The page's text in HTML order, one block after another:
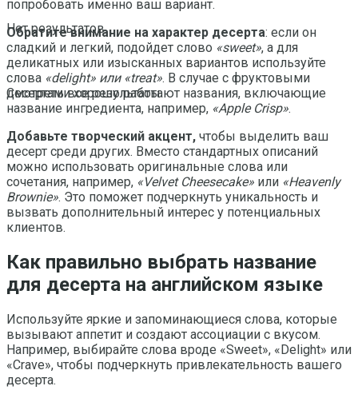
Нет результатов
Смотреть все результаты
попробовать именно ваш вариант.
Обратите внимание на характер десерта: если он
сладкий и легкий, подойдет слово «sweet», а для
деликатных или изысканных вариантов используйте
слова «delight» или «treat». В случае с фруктовыми
десертами хорошо работают названия, включающие
название ингредиента, например, «Apple Crisp».
Добавьте творческий акцент, чтобы выделить ваш
десерт среди других. Вместо стандартных описаний
можно использовать оригинальные слова или
сочетания, например, «Velvet Cheesecake» или «Heavenly
Brownie». Это поможет подчеркнуть уникальность и
вызвать дополнительный интерес у потенциальных
клиентов.
Как правильно выбрать название
для десерта на английском языке
Используйте яркие и запоминающиеся слова, которые
вызывают аппетит и создают ассоциации с вкусом.
Например, выбирайте слова вроде «Sweet», «Delight» или
«Crave», чтобы подчеркнуть привлекательность вашего
десерта.